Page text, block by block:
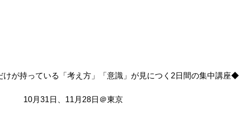
が持っている「考え方」「意識」が見につく2日間の集中講座◆
10月31日、11月28日＠東京